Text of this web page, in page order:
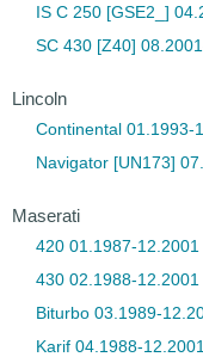
IS C 250 [GSE2_]
SC 430 [Z40]
Lincoln
Continental 01.1993-
Navigator [UN173]
Maserati
420 01.1987-12.2001
430 02.1988-12.2001
Biturbo 03.1989-
Karif 04.1988-12.2001